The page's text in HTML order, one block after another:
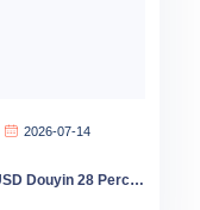
2026-07-14
Live Commerce GMV Exceeds 5 Trillion USD Douyin 28 Percent Share First Time